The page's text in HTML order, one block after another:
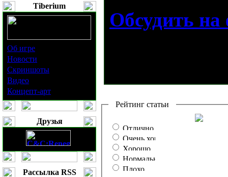
Tiberium
Об игре
Новости
Скриншоты
Видео
Концепт-арт
Друзья
Рассылка RSS
Обсудить
Рейтинг статьи